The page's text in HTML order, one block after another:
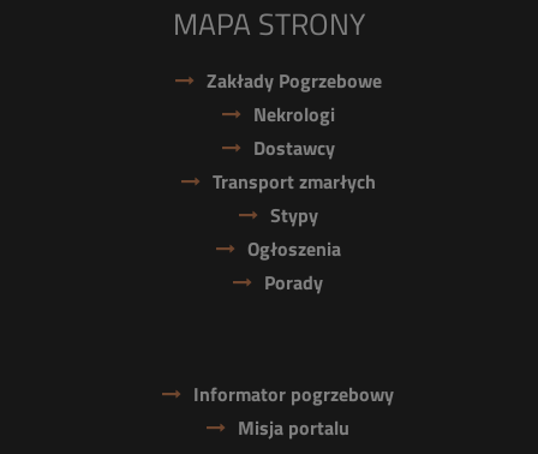
MAPA STRONY
Zakłady Pogrzebowe
Nekrologi
Dostawcy
Transport zmarłych
Stypy
Ogłoszenia
Porady
Informator pogrzebowy
Misja portalu